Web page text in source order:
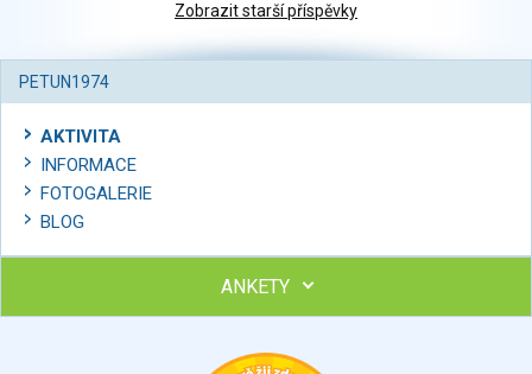
Zobrazit starší příspěvky
PETUN1974
AKTIVITA
INFORMACE
FOTOGALERIE
BLOG
ANKETY